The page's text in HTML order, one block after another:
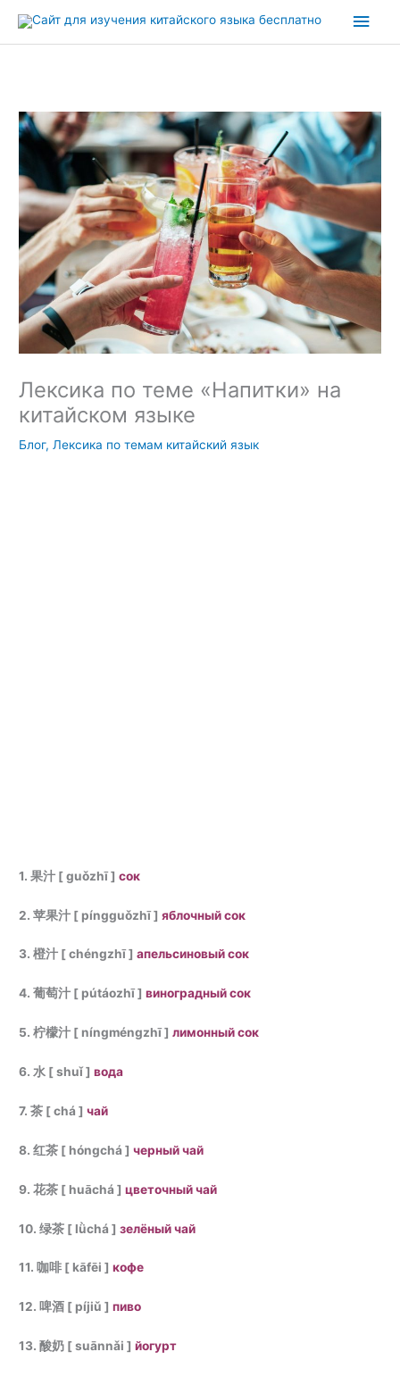
содержимому
Лексика по теме «Напитки» на
китайском языке
Блог, Лексика по темам китайский язык
1. 果汁 [ guǒzhī ]сок
2. 苹果汁 [ píngguǒzhī ]яблочный сок
3. 橙汁 [ chéngzhī ]апельсиновый сок
4. 葡萄汁 [ pútáozhī ]виноградный сок
5. 柠檬汁 [ níngméngzhī ]лимонный сок
6. 水 [ shuǐ ]вода
7. 茶 [ chá ]чай
8. 红茶 [ hóngchá ]черный чай
9. 花茶 [ huāchá ]цветочный чай
10. 绿茶 [ lǜchá ]зелёный чай
11. 咖啡 [ kāfēi ]кофе
12. 啤酒 [ píjiǔ ]пиво
13. 酸奶 [ suānnǎi ]йогурт